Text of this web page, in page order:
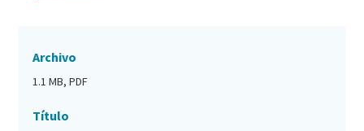
Archivo
1.1 MB, PDF
Título